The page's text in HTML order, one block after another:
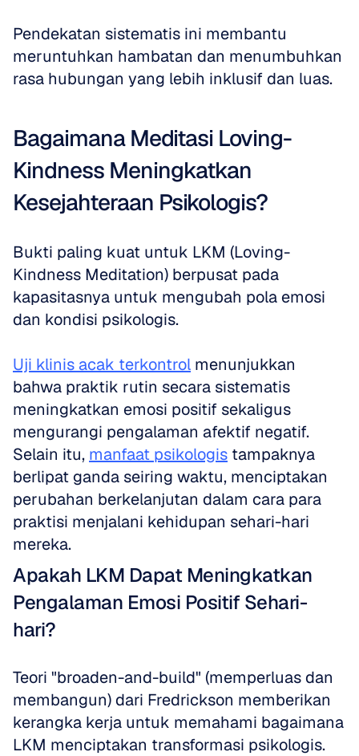
Pendekatan sistematis ini membantu
meruntuhkan hambatan dan menumbuhkan
rasa hubungan yang lebih inklusif dan luas.
Bagaimana Meditasi Loving-
Kindness Meningkatkan
Kesejahteraan Psikologis?
Bukti paling kuat untuk LKM (Loving-
Kindness Meditation) berpusat pada
kapasitasnya untuk mengubah pola emosi
dan kondisi psikologis.
Uji klinis acak terkontrol menunjukkan
bahwa praktik rutin secara sistematis
meningkatkan emosi positif sekaligus
mengurangi pengalaman afektif negatif.
Selain itu, manfaat psikologis tampaknya
berlipat ganda seiring waktu, menciptakan
perubahan berkelanjutan dalam cara para
praktisi menjalani kehidupan sehari-hari
mereka.
Apakah LKM Dapat Meningkatkan
Pengalaman Emosi Positif Sehari-
hari?
Teori "broaden-and-build" (memperluas dan
membangun) dari Fredrickson memberikan
kerangka kerja untuk memahami bagaimana
LKM menciptakan transformasi psikologis.